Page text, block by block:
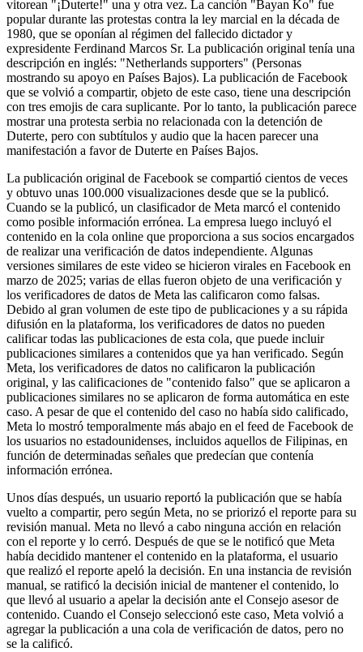
vitorean "¡Duterte!" una y otra vez. La canción "Bayan Ko" fue
popular durante las protestas contra la ley marcial en la década de
1980, que se oponían al régimen del fallecido dictador y
expresidente Ferdinand Marcos Sr. La publicación original tenía una
descripción en inglés: "Netherlands supporters" (Personas
mostrando su apoyo en Países Bajos). La publicación de Facebook
que se volvió a compartir, objeto de este caso, tiene una descripción
con tres emojis de cara suplicante. Por lo tanto, la publicación parece
mostrar una protesta serbia no relacionada con la detención de
Duterte, pero con subtítulos y audio que la hacen parecer una
manifestación a favor de Duterte en Países Bajos.
La publicación original de Facebook se compartió cientos de veces
y obtuvo unas 100.000 visualizaciones desde que se la publicó.
Cuando se la publicó, un clasificador de Meta marcó el contenido
como posible información errónea. La empresa luego incluyó el
contenido en la cola online que proporciona a sus socios encargados
de realizar una verificación de datos independiente. Algunas
versiones similares de este video se hicieron virales en Facebook en
marzo de 2025; varias de ellas fueron objeto de una verificación y
los verificadores de datos de Meta las calificaron como falsas.
Debido al gran volumen de este tipo de publicaciones y a su rápida
difusión en la plataforma, los verificadores de datos no pueden
calificar todas las publicaciones de esta cola, que puede incluir
publicaciones similares a contenidos que ya han verificado. Según
Meta, los verificadores de datos no calificaron la publicación
original, y las calificaciones de "contenido falso" que se aplicaron a
publicaciones similares no se aplicaron de forma automática en este
caso. A pesar de que el contenido del caso no había sido calificado,
Meta lo mostró temporalmente más abajo en el feed de Facebook de
los usuarios no estadounidenses, incluidos aquellos de Filipinas, en
función de determinadas señales que predecían que contenía
información errónea.
Unos días después, un usuario reportó la publicación que se había
vuelto a compartir, pero según Meta, no se priorizó el reporte para su
revisión manual. Meta no llevó a cabo ninguna acción en relación
con el reporte y lo cerró. Después de que se le notificó que Meta
había decidido mantener el contenido en la plataforma, el usuario
que realizó el reporte apeló la decisión. En una instancia de revisión
manual, se ratificó la decisión inicial de mantener el contenido, lo
que llevó al usuario a apelar la decisión ante el Consejo asesor de
contenido. Cuando el Consejo seleccionó este caso, Meta volvió a
agregar la publicación a una cola de verificación de datos, pero no
se la calificó.